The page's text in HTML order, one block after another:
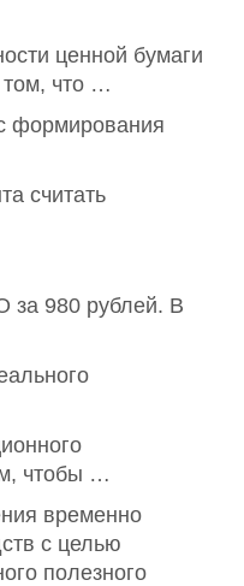
ценной бумаги
том, что …
формирования
считать
за 980 рублей. В
чтобы …
временно
с целью
полезного